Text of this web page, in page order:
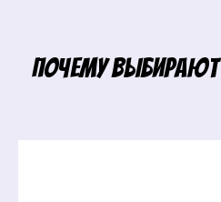
Почему выбирают